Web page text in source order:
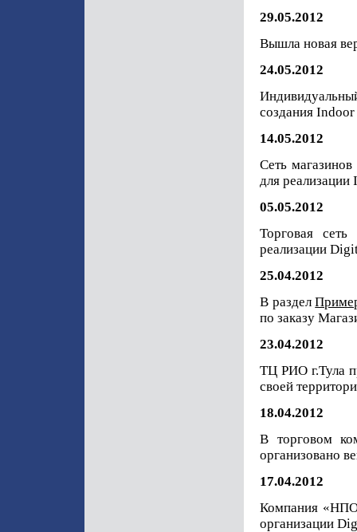
29.05.2012
Вышла новая
24.05.2012
создания
14.05.2012
Сеть
для реализации
05.05.2012
Торговая
реализации
25.04.2012
В раздел
по заказу
23.04.2012
ТЦ РИО г.Тула
своей
18.04.2012
В торговом
организовано
17.04.2012
Компания
организации